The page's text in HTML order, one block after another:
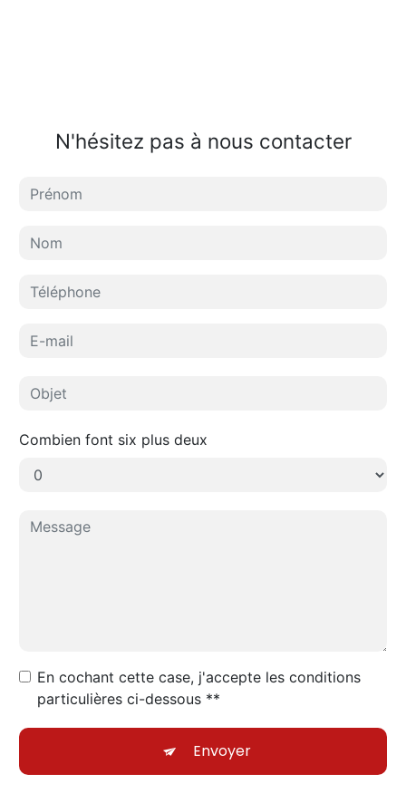
N'hésitez pas à nous contacter
Combien font six plus deux
En cochant cette case, j'accepte les conditions
particulières ci-dessous **
Envoyer